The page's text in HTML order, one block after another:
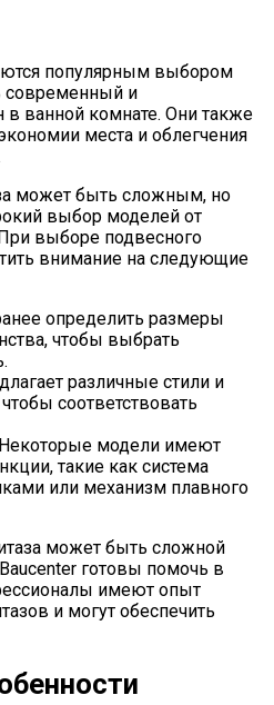
популярным выбором
современный и
ванной комнате. Они также
места и облегчения
может быть сложным, но
выбор моделей от
выборе подвесного
внимание на следующие
определить размеры
чтобы выбрать
различные стили и
соответствовать
модели имеют
такие как система
или механизм плавного
может быть сложной
готовы помочь в
имеют опыт
и могут обеспечить